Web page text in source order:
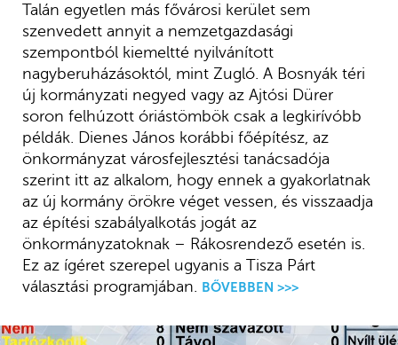
Talán egyetlen más fővárosi kerület sem
szenvedett annyit a nemzetgazdasági
szempontból kiemeltté nyilvánított
nagyberuházásoktól, mint Zugló. A Bosnyák téri
új kormányzati negyed vagy az Ajtósi Dürer
soron felhúzott óriástömbök csak a legkirívóbb
példák. Dienes János korábbi főépítész, az
önkormányzat városfejlesztési tanácsadója
szerint itt az alkalom, hogy ennek a gyakorlatnak
az új kormány örökre véget vessen, és visszaadja
az építési szabályalkotás jogát az
önkormányzatoknak – Rákosrendező esetén is.
Ez az ígéret szerepel ugyanis a Tisza Párt
választási programjában. BŐVEBBEN >>>